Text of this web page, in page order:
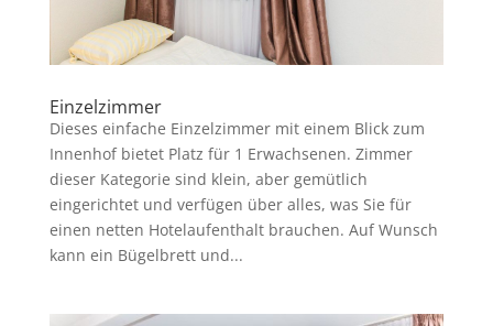
Einzelzimmer
Dieses einfache Einzelzimmer mit einem Blick zum
Innenhof bietet Platz für 1 Erwachsenen. Zimmer
dieser Kategorie sind klein, aber gemütlich
eingerichtet und verfügen über alles, was Sie für
einen netten Hotelaufenthalt brauchen. Auf Wunsch
kann ein Bügelbrett und...